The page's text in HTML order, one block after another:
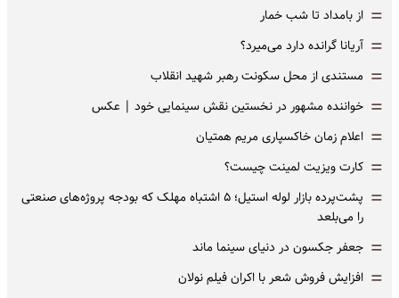
= از بامداد تا شب خمار
= آریانا گرانده دارد می‌میرد؟
= مستندی از محل سکونت رهبر شهید انقلاب
= خواننده مشهور در نخستین نقش سینمایی خود |‌ عکس
= اعلام زمان خاکسپاری مریم همتیان
= کارت ویزیت لمینت چیست؟
=
پشت‌پرده بازار لوله استیل؛ ۵ اشتباه مهلک که بودجه پروژه‌های صنعتی
را می‌بلعد
= جعفر جکسون در دنیای سینما ماند
= افزایش فروش شعر با اکران فیلم نولان